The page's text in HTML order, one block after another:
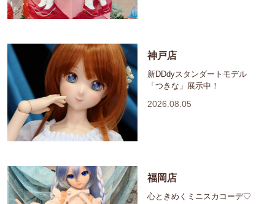
神戸店
新DDdyスタンダートモデル
「つきな」展示中！
2026.08.05
福岡店
心ときめくミニスカコーデ♡